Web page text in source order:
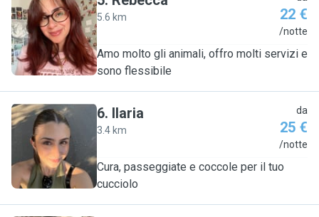
R
5.6 km 22 €
/notte
Amo molto gli animali, offro molti servizi e
sono flessibile
I
6. Ilaria
3.4 km
da
25 €
/notte
Cura, passeggiate e coccole per il tuo
cucciolo